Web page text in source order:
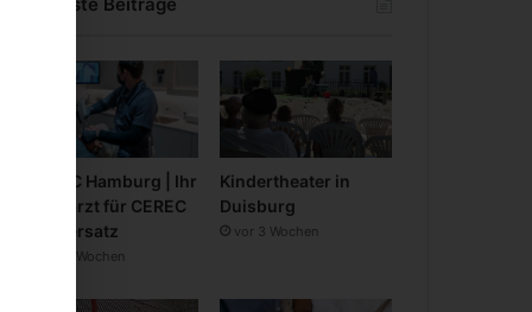
CEREC Hamburg | Ihr
Zahnarzt für CEREC
Zahnersatz
vor 3 Wochen
Kindertheater in
Duisburg
vor 3 Wochen